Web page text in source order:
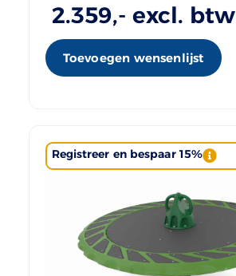
2.359,- excl. btw
Toevoegen wensenlijst
Registreer en bespaar 15%